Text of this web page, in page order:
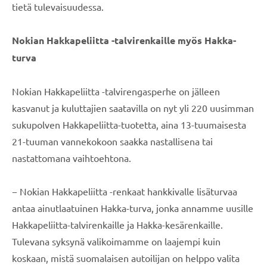
tietä tulevaisuudessa.
Nokian Hakkapeliitta -talvirenkaille myös Hakka-
turva
Nokian Hakkapeliitta -talvirengasperhe on jälleen
kasvanut ja kuluttajien saatavilla on nyt yli 220 uusimman
sukupolven Hakkapeliitta-tuotetta, aina 13-tuumaisesta
21-tuuman vannekokoon saakka nastallisena tai
nastattomana vaihtoehtona.
− Nokian Hakkapeliitta -renkaat hankkivalle lisäturvaa
antaa ainutlaatuinen Hakka-turva, jonka annamme uusille
Hakkapeliitta-talvirenkaille ja Hakka-kesärenkaille.
Tulevana syksynä valikoimamme on laajempi kuin
koskaan, mistä suomalaisen autoilijan on helppo valita